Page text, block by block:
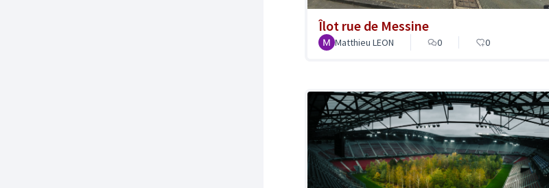
Îlot rue de Messine
Matthieu LEON 0 0